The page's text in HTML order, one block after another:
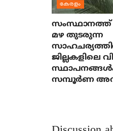
കേരളം
മഴ തുടരുന്ന
ജില്ലകളിലെ
സമ്പൂർണ